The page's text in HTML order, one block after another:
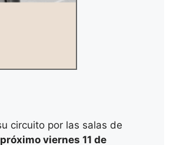
circuito por las salas de
viernes 11 de